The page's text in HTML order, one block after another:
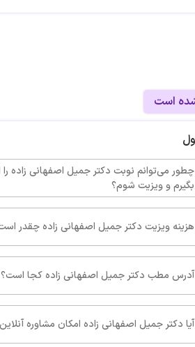
این پزشک را پیشنهاد می کنم
ممنونم آقای دکتر واقعا کارتون عالی
این پزشک را پیشنهاد می کنم
است
چطور
بگیرم و ویزیت شوم؟
هزینه ویزیت دکتر جمیل اصفهانی زاده چقدر است؟
آدرس مطب دکتر جمیل اصفهانی زاده کجا است؟
آیا دکتر جمیل اصفهانی زاده امکان مشاوره آنلاین دارد؟